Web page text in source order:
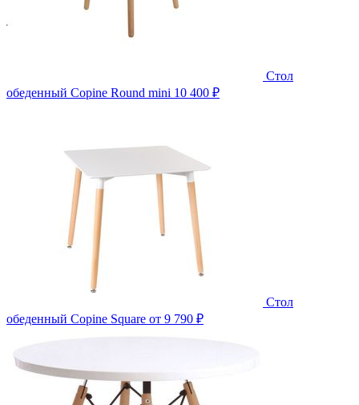
Стол
обеденный Copine Round mini 10 400 ₽
Стол
обеденный Copine Square от 9 790 ₽